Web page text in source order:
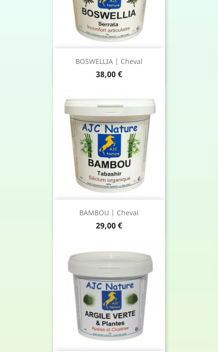
BOSWELLIA | Cheval
Prix
38,00 €
BAMBOU | Cheval
Prix
29,00 €